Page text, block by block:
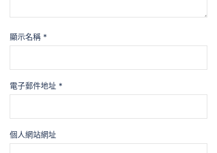
顯示名稱 *
電子郵件地址 *
個人網站網址